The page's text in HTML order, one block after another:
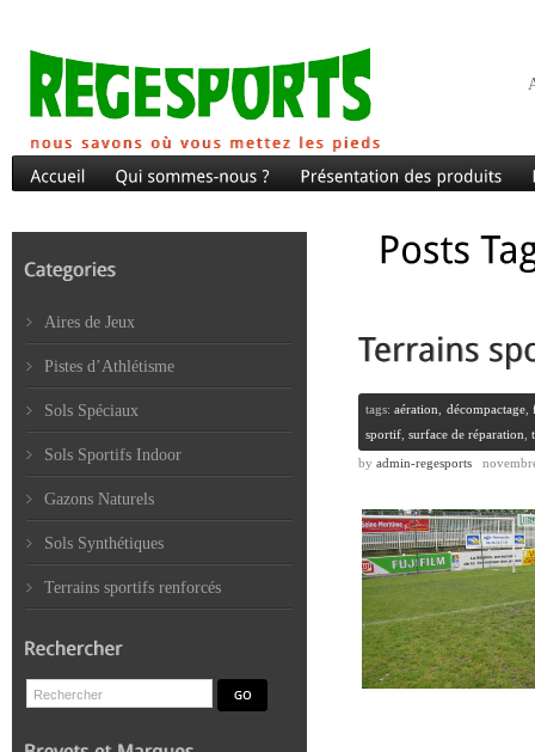
tags:aération décompactage,
sportif surface de réparation
by admin-regesports
Aires de Jeux
Pistes d’Athlétisme
Sols Spéciaux
Sols Sportifs Indoor
Gazons Naturels
Sols Synthétiques
Terrains sportifs renforcés